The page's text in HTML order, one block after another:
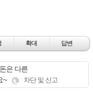
확대 답변
은 다른
~
차단 및 신고